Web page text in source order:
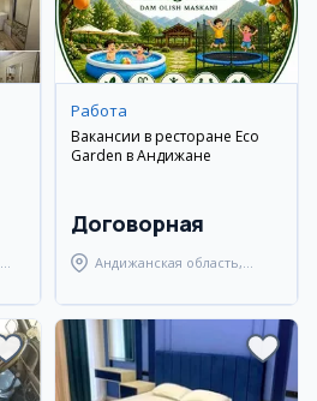
Работа
Вакансии в ресторане Eco
Garden в Андижане
Договорная
Андижанская область,